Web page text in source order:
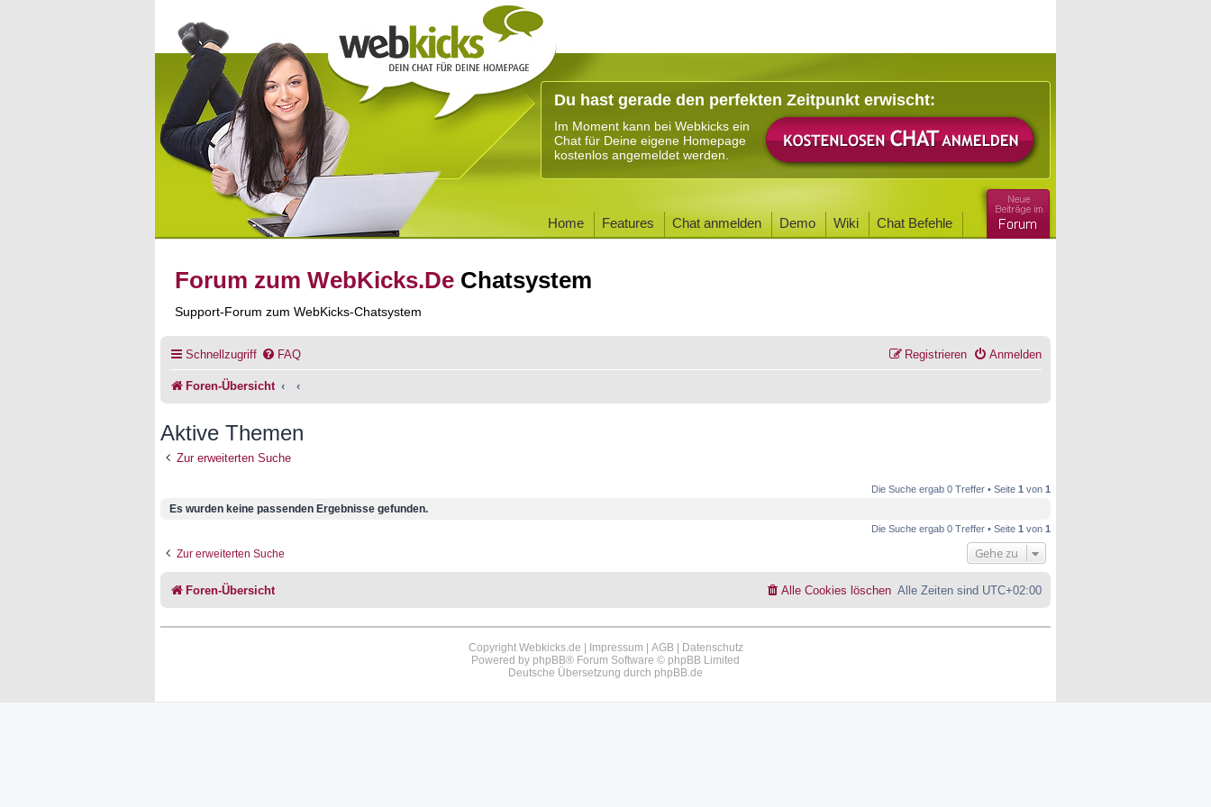
Du hast gerade den perfekten Zeitpunkt erwischt:
Im Moment kann bei Webkicks ein
Chat für Deine eigene Homepage
kostenlos angemeldet werden.
Home Features Chat anmelden Demo Wiki Chat Befehle
Forum zum WebKicks.De Chatsystem
Support-Forum zum WebKicks-Chatsystem
Schnellzugriff FAQ Anmelden
Registrieren
Foren-Übersicht
Aktive Themen
Zur erweiterten Suche
Die Suche ergab 0 Treffer • Seite 1 von 1
Es wurden keine passenden Ergebnisse gefunden.
Die Suche ergab 0 Treffer • Seite 1 von 1
Zur erweiterten Suche Gehe zu
Foren-Übersicht Alle Zeiten sind UTC+02:00
Alle Cookies löschen
Copyright Webkicks.de | Impressum | AGB| Datenschutz
Powered by phpBB® Forum Software © phpBB Limited
Deutsche Übersetzung durch phpBB.de